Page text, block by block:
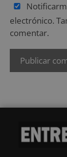
electrónico.
comentar.